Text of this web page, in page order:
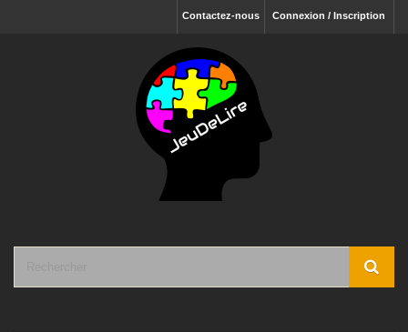
Connexion / Inscription
Contactez-nous